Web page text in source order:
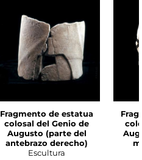
Fragmento de estatua
colosal del Genio de
Augusto (parte del
antebrazo derecho)
Escultura